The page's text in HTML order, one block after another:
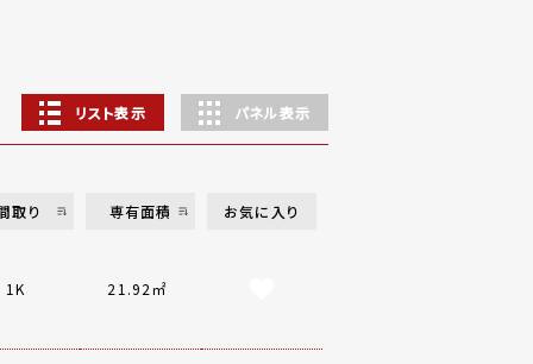
リスト表示 パネル表示
取り 専有面積 お気に入り
1K 21.92㎡